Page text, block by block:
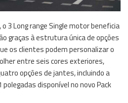
3 Long range Single motor beneficia
graças à estrutura única de opções
os clientes podem personalizar o
entre seis cores exteriores,
opções de jantes, incluindo a
disponível no novo Pack